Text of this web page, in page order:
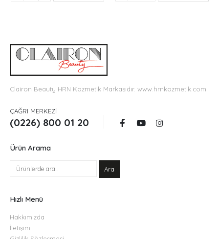
Clairon Beauty HRN Kozmetik Markasıdır. www.hrnkozmetik.com
ÇAĞRI MERKEZI
(0226) 800 01 20
Ürün Arama
Ara
Hızlı Menü
Hakkımızda
İletişim